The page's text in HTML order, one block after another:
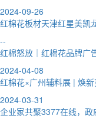
2024-09-26
红棉花板材天津红星美凯
--
红棉怒放｜红棉花品牌广
2024-04-08
红棉花×广州辅料展 | 焕
2024-03-31
企业家共聚3377在线，